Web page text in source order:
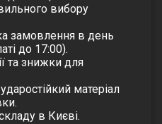
вибору
замовлення в день
до 17:00).
та знижки для
матеріал
в Києві.